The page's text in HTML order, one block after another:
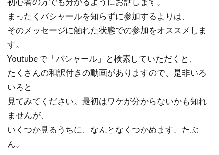
まったくバシャールを知らずに参加するよりは、
そのメッセージに触れた状態での参加をオススメしま
す。
Youtube で「バシャール」と検索していただくと、
たくさんの和訳付きの動画がありますので、是非いろ
いろと
見てみてください。最初はワケが分からないかも知れ
ませんが、
いくつか見るうちに、なんとなくつかめます。たぶ
ん。